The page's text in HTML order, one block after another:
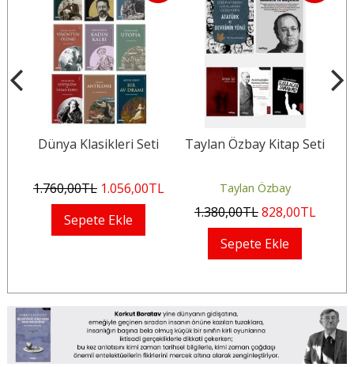
Dünya Klasikleri Seti
1.760,00TL 1.056,00TL
Sepete Ekle
Taylan Özbay Kitap Seti
Taylan Özbay
1.380,00TL828,00TL
Sepete Ekle